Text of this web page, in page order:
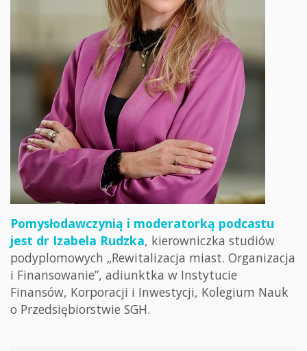
Pomysłodawczynią i moderatorką podcastu
jest dr Izabela Rudzka, kierowniczka studiów
podyplomowych „Rewitalizacja miast. Organizacja
i Finansowanie”, adiunktka w Instytucie
Finansów, Korporacji i Inwestycji, Kolegium Nauk
o Przedsiębiorstwie SGH.